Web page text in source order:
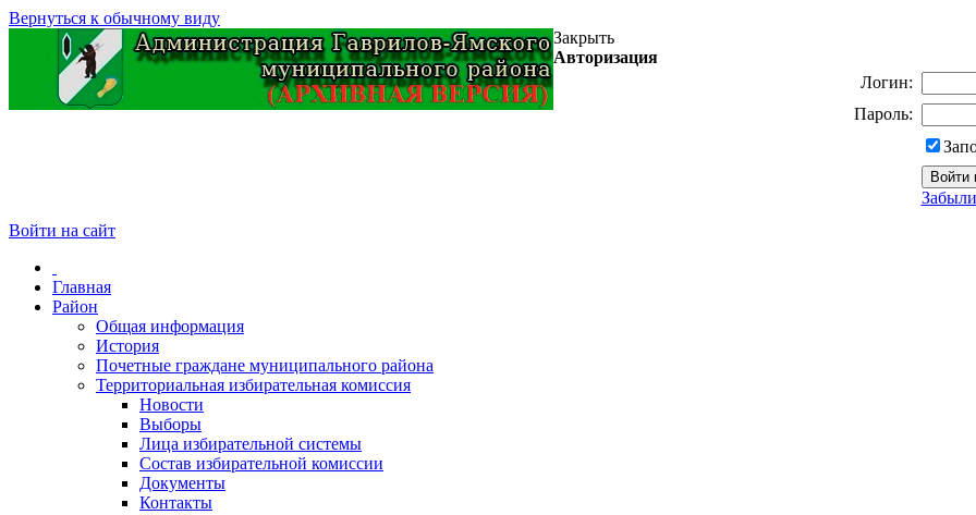
Вернуться к обычному виду
Закрыть
Авторизация
Логин:
Пароль:
Войти на сайт
Главная
Район
Общая информация
История
Почетные граждане муниципального района
Территориальная избирательная комиссия
Новости
Выборы
Лица избирательной системы
Состав избирательной комиссии
Документы
Контакты